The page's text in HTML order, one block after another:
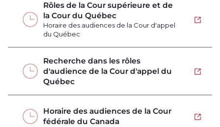
Rôles de la Cour supérieure et de
la Cour du Québec
Horaire des audiences de la Cour d'appel
du Québec
Ouvrir
Recherche dans les rôles
d'audience de la Cour d'appel du
Québec
Ouvrir
Horaire des audiences de la Cour
fédérale du Canada
Ouvrir